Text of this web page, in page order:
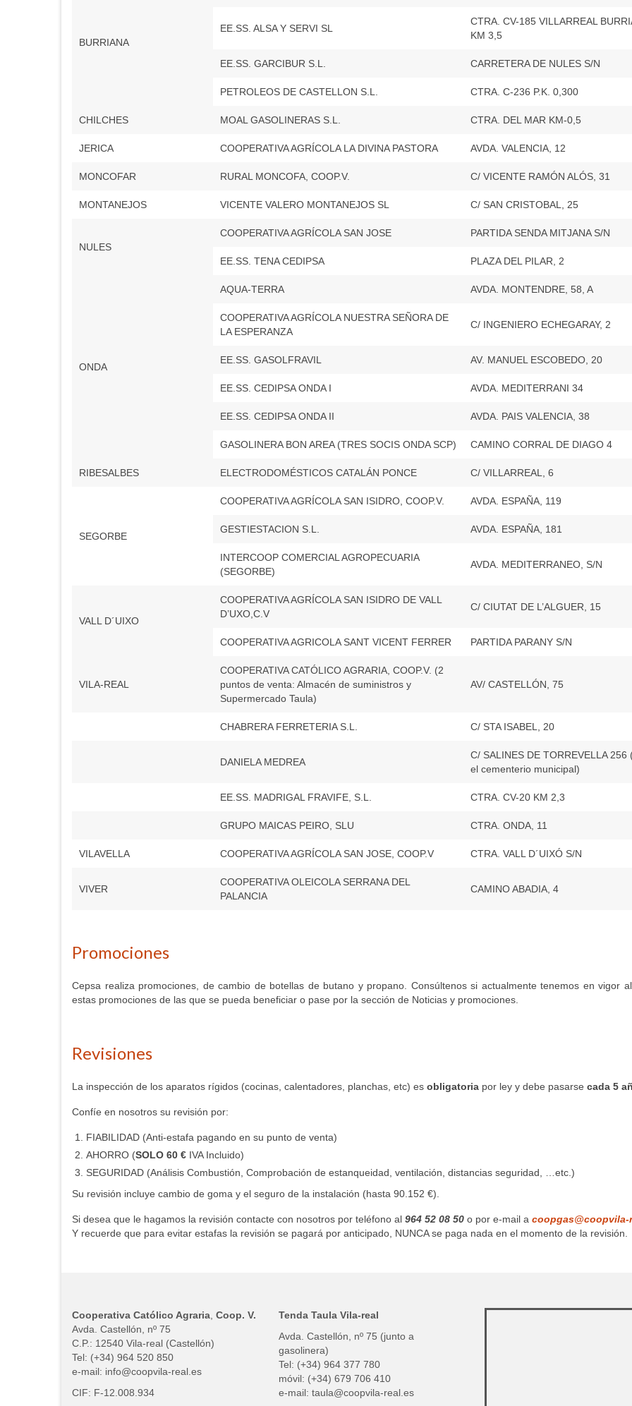
BURRIANA
EE.SS. ALSA Y SERVI SL
CTRA. CV-185 VILLARREAL
KM 3,5
EE.SS. GARCIBUR S.L. CARRETERA DE NULES S/N
PETROLEOS DE CASTELLON S.L. CTRA. C-236 P.K. 0,300
CHILCHES MOAL GASOLINERAS S.L. CTRA. DEL MAR KM-0,5
JERICA COOPERATIVA AGRÍCOLA LA DIVINA PASTORA AVDA. VALENCIA, 12
MONCOFAR RURAL MONCOFA, COOP.V. C/ VICENTE RAMÓN ALÓS, 31
MONTANEJOS VICENTE VALERO MONTANEJOS SL C/ SAN CRISTOBAL, 25
NULES
COOPERATIVA AGRÍCOLA SAN JOSE PARTIDA SENDA MITJANA S/N
EE.SS. TENA CEDIPSA PLAZA DEL PILAR, 2
ONDA
AQUA-TERRA AVDA. MONTENDRE, 58, A
COOPERATIVA AGRÍCOLA NUESTRA SEÑORA DE
LA ESPERANZA
C/ INGENIERO ECHEGARAY, 2
EE.SS. GASOLFRAVIL AV. MANUEL ESCOBEDO, 20
EE.SS. CEDIPSA ONDA I AVDA. MEDITERRANI 34
EE.SS. CEDIPSA ONDA II AVDA. PAIS VALENCIA, 38
GASOLINERA BON AREA (TRES SOCIS ONDA SCP) CAMINO CORRAL DE DIAGO 4
RIBESALBES ELECTRODOMÉSTICOS CATALÁN PONCE C/ VILLARREAL, 6
SEGORBE
COOPERATIVA AGRÍCOLA SAN ISIDRO, COOP.V. AVDA. ESPAÑA, 119
GESTIESTACION S.L. AVDA. ESPAÑA, 181
INTERCOOP COMERCIAL AGROPECUARIA
(SEGORBE)
AVDA. MEDITERRANEO, S/N
VALL D´UIXO
COOPERATIVA AGRÍCOLA SAN ISIDRO DE VALL
D’UXO,C.V
C/ CIUTAT DE L’ALGUER, 15
COOPERATIVA AGRICOLA SANT VICENT FERRER PARTIDA PARANY S/N
VILA-REAL
COOPERATIVA CATÓLICO AGRARIA, COOP.V. (2
puntos de venta: Almacén de suministros y
Supermercado Taula)
AV/ CASTELLÓN, 75
CHABRERA FERRETERIA S.L. C/ STA ISABEL, 20
DANIELA MEDREA
C/ SALINES DE TORREVELLA 256
el cementerio municipal)
EE.SS. MADRIGAL FRAVIFE, S.L. CTRA. CV-20 KM 2,3
GRUPO MAICAS PEIRO, SLU CTRA. ONDA, 11
VILAVELLA COOPERATIVA AGRÍCOLA SAN JOSE, COOP.V CTRA. VALL D´UIXÓ S/N
VIVER
COOPERATIVA OLEICOLA SERRANA DEL
PALANCIA
CAMINO ABADIA, 4
Promociones
Cepsa realiza promociones, de cambio de botellas de butano y propano. Consúltenos si actualmente tenemos en vigor
estas promociones de las que se pueda beneficiar o pase por la sección de Noticias y promociones.
Revisiones
La inspección de los aparatos rígidos (cocinas, calentadores, planchas, etc) es obligatoria por ley y debe pasarse cada 5
Confíe en nosotros su revisión por:
FIABILIDAD (Anti-estafa pagando en su punto de venta)
AHORRO (SOLO 60 € IVA Incluido)
SEGURIDAD (Análisis Combustión, Comprobación de estanqueidad, ventilación, distancias seguridad, …etc.)
Su revisión incluye cambio de goma y el seguro de la instalación (hasta 90.152 €).
Si desea que le hagamos la revisión contacte con nosotros por teléfono al 964 52 08 50 o por e-mail a coopgas@coopvila-
Y recuerde que para evitar estafas la revisión se pagará por anticipado, NUNCA se paga nada en el momento de la revisión.
Cooperativa Católico Agraria Coop. V.
Avda. Castellón, nº 75
C.P.: 12540 Vila-real (Castellón)
Tel: (+34) 964 520 850
e-mail: info@coopvila-real.es
CIF: F-12.008.934
Tenda Taula Vila-real
Avda. Castellón, nº 75 (junto a
gasolinera)
Tel: (+34) 964 377 780
móvil: (+34) 679 706 410
e-mail: taula@coopvila-real.es